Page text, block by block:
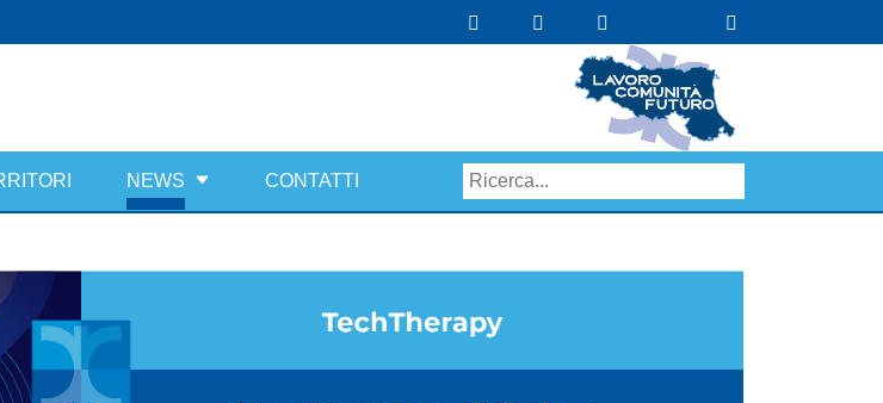
NEWS CONTATTI